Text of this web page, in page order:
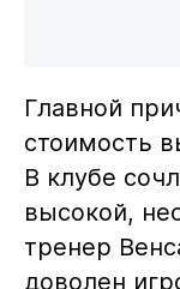
Главной
стоимость
В клубе
высокой,
тренер
доволен